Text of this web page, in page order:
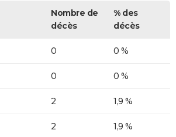
Nombre de
décès
% des
décès
0 0 %
0 0 %
2 1,9 %
2 1,9 %